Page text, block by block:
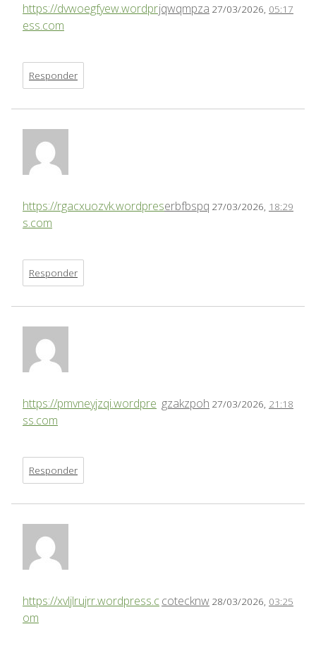
jqwqmpza 27/03/2026, 05:17
https://dvwoegfyew.wordpr
ess.com
Responder
erbfbspq 27/03/2026, 18:29
https://rgacxuozvk.wordpres
s.com
Responder
gzakzpoh 27/03/2026, 21:18
https://pmvneyjzqi.wordpre
ss.com
Responder
cotecknw 28/03/2026, 03:25
https://xvljlrujrr.wordpress.c
om